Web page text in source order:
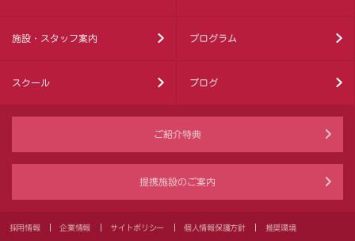
施設・スタッフ案内 プログラム
スクール ブログ
ご紹介特典
提携施設のご案内
採用情報 企業情報 サイトポリシー 個人情報保護方針 推奨環境